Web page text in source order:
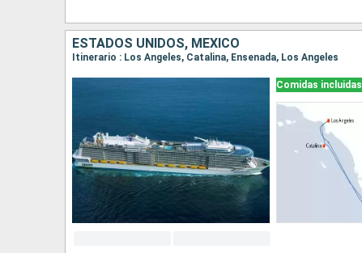
ESTADOS UNIDOS, MÉXICO
Itinerario : Los Angeles, Catalina, Ensenada, Los Angeles
Comidas incluidas